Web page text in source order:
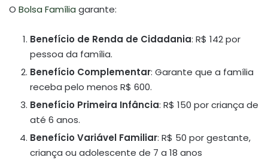
O Bolsa Família garante:
Benefício de Renda de Cidadania: R$ 142 por
pessoa da família.
Benefício Complementar: Garante que a família
receba pelo menos R$ 600.
Benefício Primeira Infância: R$ 150 por criança de
até 6 anos.
Benefício Variável Familiar: R$ 50 por gestante,
criança ou adolescente de 7 a 18 anos